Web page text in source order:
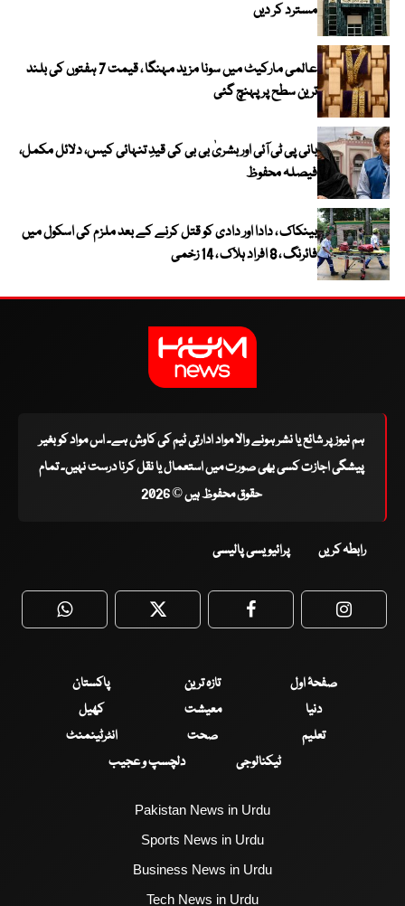
مسترد کر دیں
عالمی مارکیٹ میں سونا مزید مہنگا ، قیمت 7 ہفتوں کی بلند
ترین سطح پر پہنچ گئی
بانی پی ٹی آئی اور بشریٰ بی بی کی قیدِ تنہائی کیس، دلائل مکمل،
فیصلہ محفوظ
بینکاک ، دادا اور دادی کو قتل کرنے کے بعد ملزم کی اسکول میں
فائرنگ ، 8 افراد ہلاک ، 14 زخمی
ہم نیوز پر شائع یا نشر ہونے والا مواد ادارتی ٹیم کی کاوش ہے۔ اس مواد کو بغیر
پیشگی اجازت کسی بھی صورت میں استعمال یا نقل کرنا درست نہیں۔ تمام
حقوق محفوظ ہیں © 2026
رابطہ کریں پرائیویسی پالیسی
WhatsApp Twitter Facebook
صفحۂ اول تازہ ترین
پاکستان
دنیا
معیشت
کھیل
تعلیم
صحت
انٹرٹینمنٹ
ٹیکنالوجی
دلچسپ و عجیب
Pakistan News in Urdu
Sports News in Urdu
Business News in Urdu
Tech News in Urdu